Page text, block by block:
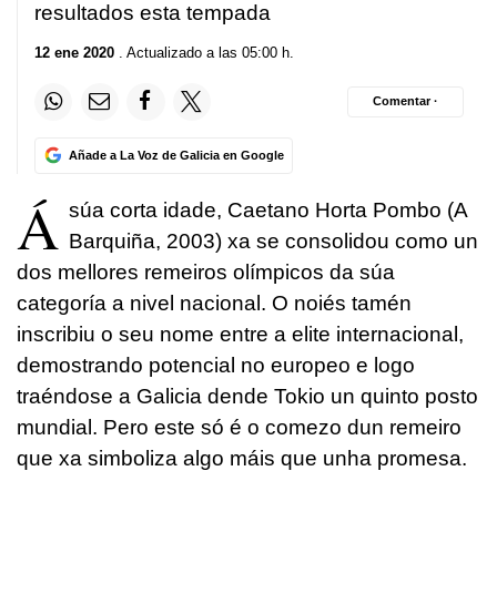
resultados esta tempada
12 ene 2020 . Actualizado a las 05:00 h.
Añade a La Voz de Galicia en Google
Comentar ·
Á súa corta idade, Caetano Horta Pombo (A
Barquiña, 2003) xa se consolidou como un
dos mellores remeiros olímpicos da súa
categoría a nivel nacional. O noiés tamén
inscribiu o seu nome entre a elite internacional,
demostrando potencial no europeo e logo
traéndose a Galicia dende Tokio un quinto posto
mundial. Pero este só é o comezo dun remeiro
que xa simboliza algo máis que unha promesa.